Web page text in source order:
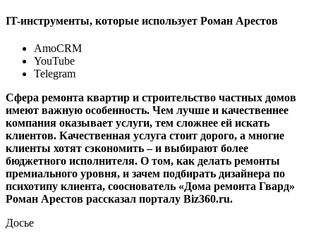
IT-инструменты, которые использует Роман Арестов
AmoCRM
YouTube
Telegram
Сфера ремонта квартир и строительство частных домов
имеют важную особенность. Чем лучше и качественнее
компания оказывает услуги, тем сложнее ей искать
клиентов. Качественная услуга стоит дорого, а многие
клиенты хотят сэкономить – и выбирают более
бюджетного исполнителя. О том, как делать ремонты
премиального уровня, и зачем подбирать дизайнера по
психотипу клиента, сооснователь «Дома ремонта Гвард»
Роман Арестов рассказал порталу Biz360.ru.
Досье